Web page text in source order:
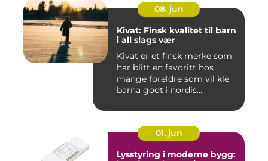
08. jun
Kivat: Finsk kvalitet til barn
i all slags vær
Kivat er et finsk merke som
har blitt en favoritt hos
mange foreldre som vil kle
barna godt i nordis...
01. jun
Lysstyring i moderne bygg: